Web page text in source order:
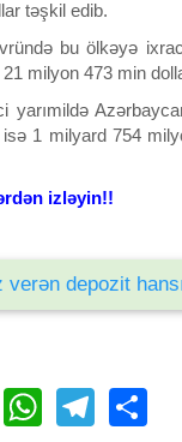
təşkil edib.
bu ölkəyə
21 milyon 473 min
yarımildə
isə 1 milyard 754
izləyin!!
depozit
LinkedIn WhatsAppTelegram